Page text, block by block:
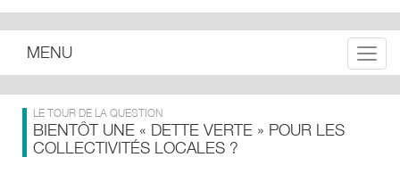
MENU
LE TOUR DE LA QUESTION
BIENTÔT UNE « DETTE VERTE » POUR LES
COLLECTIVITÉS LOCALES ?